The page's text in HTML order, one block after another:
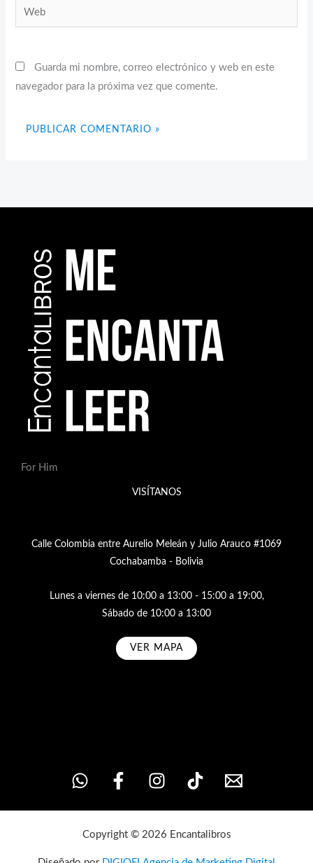
Web
Guarda mi nombre, correo electrónico y web en este
navegador para la próxima vez que comente.
For Him
VISÍTANOS
Calle Colombia entre Aurelio Meleán y Julio Arauco #1069
Cochabamba - Bolivia
Lunes a viernes de 10:00 a 13:00 - 15:00 a 19:00,
Sábado de 10:00 a 13:00
VER MAPA
Copyright © 2026 Encantalibros